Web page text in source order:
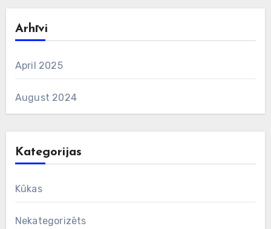
Arhīvi
April 2025
August 2024
Kategorijas
Kūkas
Nekategorizēts